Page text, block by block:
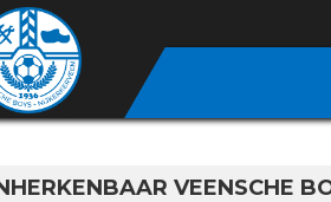
VEENSCHE